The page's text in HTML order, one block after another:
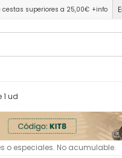
cestas superiores a 25,00€ +info
1 ud
o especiales. No acumulable.